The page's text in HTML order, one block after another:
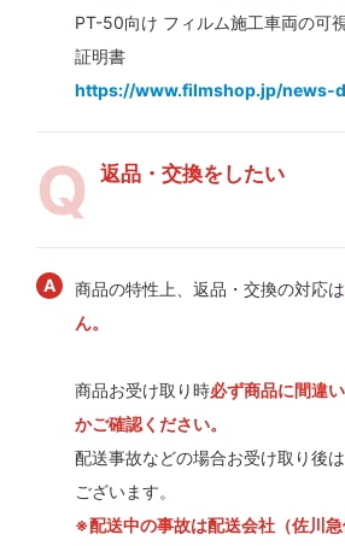
PT-50向け フィルム施工車両の可
証明書
https://www.filmshop.jp/news-
返品・交換をしたい
商品の特性上、返品・交換の対応は
ん。
商品お受け取り時必ず商品に間違
かご確認ください。
配送事故などの場合お受け取り後
ございます。
※配送中の事故は配送会社（佐川